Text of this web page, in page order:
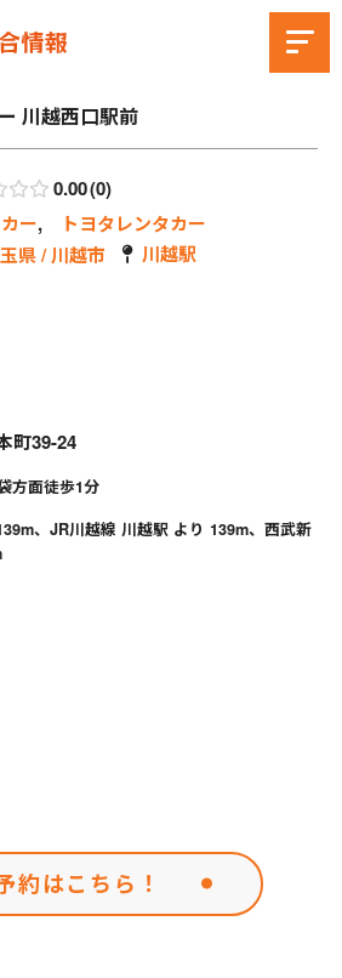
川越西口駅前
0.00 0
ー,
トヨタレンタカー
県 / 川越市
川越駅
町39-24
方面徒歩1分
、JR川越線 川越駅 より 139m、西武新
約はこちら！